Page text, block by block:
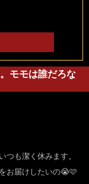
モモは誰だろな
つも潔く休みます。
お届けしたいの😭🩷